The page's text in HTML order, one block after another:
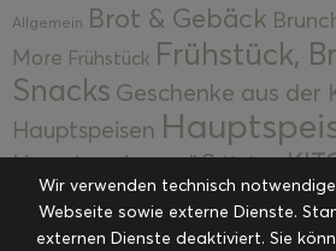
Allgemein Brot & Gebäck
More Frühstück Frühstück,
Snacks Geschenke aus der
Hauptspeisen
Hauptspeisen süßKekse
Kuchen, Torten &
Desserts Kulinarik Kulinarische
Wir verwenden technisch
Webseite sowie externe Dienste.
externen Dienste deaktiviert. Sie